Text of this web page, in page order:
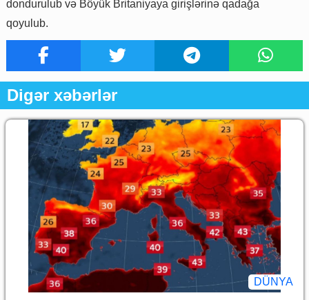
dondurulub və Böyük Britaniyaya girişlərinə qadağa
qoyulub.
Digər xəbərlər
DÜNYA